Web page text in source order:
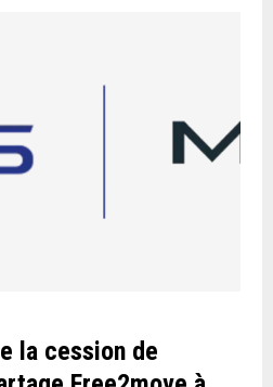
la cession de